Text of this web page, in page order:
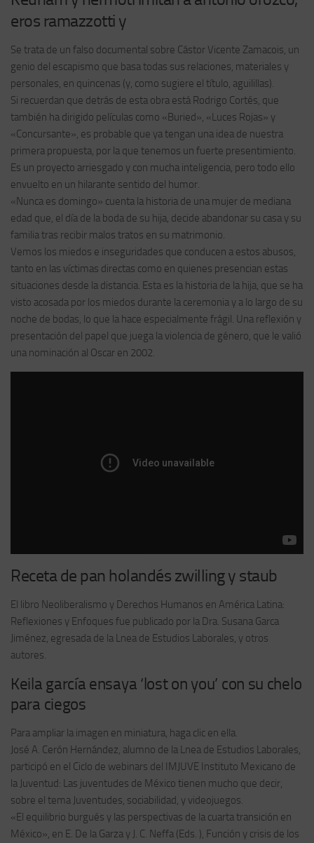
eros ramazzotti y
Se trata de un falso documental sobre Cástor Vicente Zamacois, un
genio del escapismo que basa todas sus relaciones, materiales y
personales, en quincenas (y, como sugiere el título, aguilillas).
Si recuerdan que detrás de esta obra está Rodrigo Cortés, que
también ha dirigido películas como «Buried», «Luces Rojas» y
«Concursante», es probable que ya tengan una idea de nuestra
primera propuesta, por la que tenemos un fuerte presentimiento.
Es un proyecto arriesgado y con mucha inteligencia, pero todo ello
envuelto en un hilarante sentido del humor.
«Nunca es domingo» cuenta la historia de una mujer de mediana
edad que, el día de la boda de su hija, decide abandonar su casa y su
familia tras recibir malos tratos en su matrimonio.
Vemos los miedos e inseguridades que conducen a estos abusos,
tanto en las víctimas directas como en quienes presencian estas
situaciones desde la distancia. Esta es la historia de la hija, que se ha
visto acosada por los miedos durante la ceremonia y a lo largo de su
noche de bodas, lo que la hace especialmente frágil. Una reflexión y
presentación del papel que juega la violencia de género, que le valió
una nominación al Oscar en 2002.
Receta de pan holandés zwilling y staub
El libro Neoliberalismo y Derechos Humanos en América Latina:
Reflexiones y Enfoques fue publicado por la Dra. Susana Garca
Jiménez, egresada de la Lnea de Estudios Laborales, y otros
autores.
Keila garcía ensaya ‘lost on you’ con su chelo
para ciegos
Para ampliar la imagen en miniatura, haga clic en ella.
José A. Cerón Hernández, alumno de la Lnea de Estudios Laborales,
participó en el Ciclo de webinars del IMJUVE Instituto Mexicano de
la Juventud: Las juventudes de México tienen mucho que decir,
sobre el tema Juventudes, sociabilidad, y videojuegos.
«El equilibrio burgués y las perspectivas de la cuarta transición en
México», en E. De la Garza y J. C. Neffa (Eds. ), Función y crisis de los